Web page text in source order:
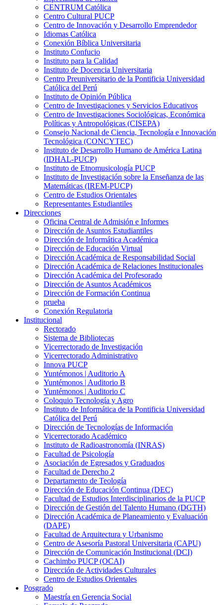
CENTRUM Católica
Centro Cultural PUCP
Centro de Innovación y Desarrollo Emprendedor
Idiomas Católica
Conexión Bíblica Universitaria
Instituto Confucio
Instituto para la Calidad
Instituto de Docencia Universitaria
Centro Preuniversitario de la Pontificia Universidad
Católica del Perú
Instituto de Opinión Pública
Centro de Investigaciones y Servicios Educativos
Centro de Investigaciones Sociológicas, Económica
Políticas y Antropológicas (CISEPA)
Consejo Nacional de Ciencia, Tecnología e Innovación
Tecnológica (CONCYTEC)
Instituto de Desarrollo Humano de América Latina
(IDHAL-PUCP)
Instituto de Etnomusicología PUCP
Instituto de Investigación sobre la Enseñanza de las
Matemáticas (IREM-PUCP)
Centro de Estudios Orientales
Representantes Estudiantiles
Direcciones
Oficina Central de Admisión e Informes
Dirección de Asuntos Estudiantiles
Dirección de Informática Académica
Dirección de Educación Virtual
Dirección Académica de Responsabilidad Social
Dirección Académica de Relaciones Institucionales
Dirección Académica del Profesorado
Dirección de Asuntos Académicos
Dirección de Formación Continua
prueba
Conexión Regulatoria
Institucional
Rectorado
Sistema de Bibliotecas
Vicerrectorado de Investigación
Vicerrectorado Administrativo
Innova PUCP
Yuntémonos | Auditorio A
Yuntémonos | Auditorio B
Yuntémonos | Auditorio C
Coloquio Tecnología y Agro
Instituto de Informática de la Pontificia Universidad
Católica del Perú
Dirección de Tecnologías de Información
Vicerrectorado Académico
Instituto de Radioastronomía (INRAS)
Facultad de Psicología
Asociación de Egresados y Graduados
Facultad de Derecho 2
Departamento de Teología
Dirección de Educación Continua (DEC)
Facultad de Estudios Interdisciplinarios de la PUCP
Dirección de Gestión del Talento Humano (DGTH)
Dirección Académica de Planeamiento y Evaluación
(DAPE)
Facultad de Arquitectura y Urbanismo
Centro de Asesoría Pastoral Universitaria (CAPU)
Dirección de Comunicación Institucional (DCI)
Cachimbo PUCP (OCAI)
Dirección de Actividades Culturales
Centro de Estudios Orientales
Posgrado
Maestría en Gerencia Social